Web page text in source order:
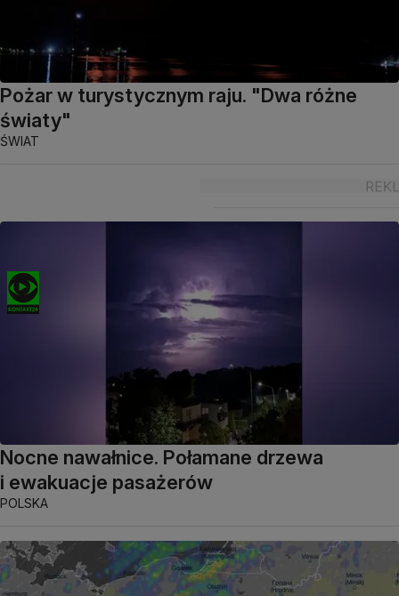
Pożar w turystycznym raju. "Dwa różne
światy"
ŚWIAT
Nocne nawałnice. Połamane drzewa
i ewakuacje pasażerów
POLSKA